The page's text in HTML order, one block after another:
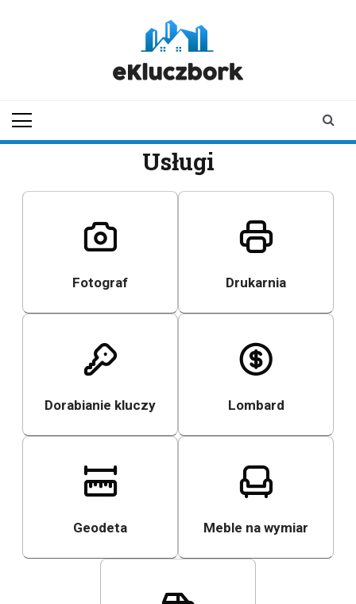
Usługi
Fotograf Drukarnia
Dorabianie kluczy Lombard
Geodeta Meble na wymiar